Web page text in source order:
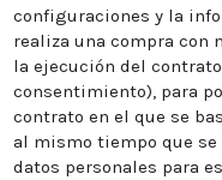
configuraciones y la
realiza una compra con
la ejecución del
consentimiento), para
contrato en el que se
al mismo tiempo que
datos personales para